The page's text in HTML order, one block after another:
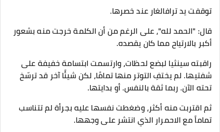
توقفت يد ترافالغار عند خصرها.
قال: "الحمد لله"، على الرغم من أن الكلمة خرجت منه بشعور
أكبر بالارتياح مما كان يقصده.
راقبته سينثيا لبضع لحظات، وارتسمت ابتسامة خفيفة على
شفتيها. لم يختفِ التوتر منها تمامًا، لكن شيئًا آخر قد ترسّخ
تحته الآن. ربما ثقة بالنفس. أو بدايتها.
ثم اقتربت منه أكثر، وضغطت نفسها عليه بجرأة لم تتناسب
تماماً مع الاحمرار الذي انتشر على وجهها.